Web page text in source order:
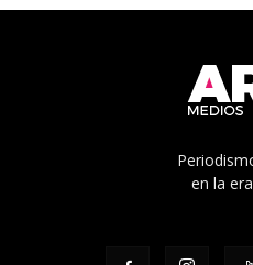
en la